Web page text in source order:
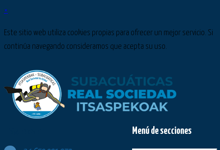
×
Este sitio web utiliza cookies propias para ofrecer un mejor servicio. Si
continúa navegando consideramos que acepta su uso.
Menú de secciones